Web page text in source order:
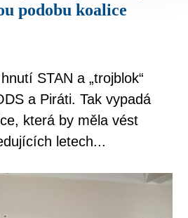
podobu koalice
STAN a „trojblok“
a Piráti. Tak vypadá
která by měla vést
letech...